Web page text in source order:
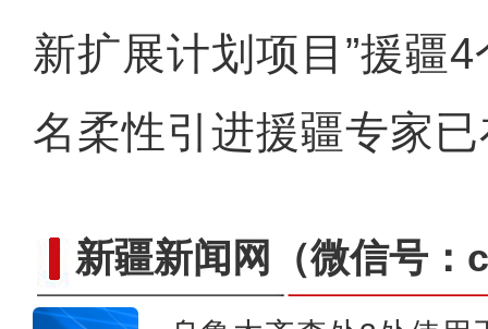
新扩展计划项目”援疆
名柔性引进援疆专家
新疆新闻网 （微信号